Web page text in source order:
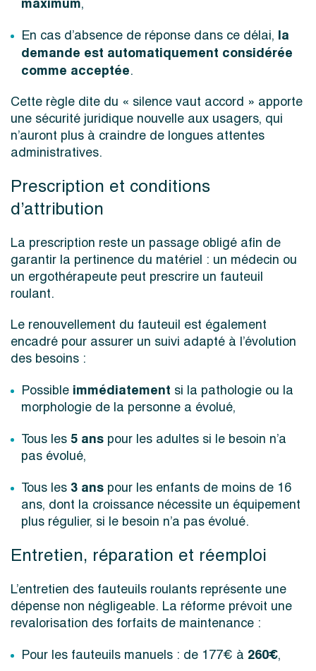
En cas d’absence de réponse dans ce délai, la
demande est automatiquement considérée
comme acceptée.
Cette règle dite du « silence vaut accord » apporte
une sécurité juridique nouvelle aux usagers, qui
n’auront plus à craindre de longues attentes
administratives.
Prescription et conditions
d’attribution
La prescription reste un passage obligé afin de
garantir la pertinence du matériel : un médecin ou
un ergothérapeute peut prescrire un fauteuil
roulant.
Le renouvellement du fauteuil est également
encadré pour assurer un suivi adapté à l’évolution
des besoins :
Possible immédiatement si la pathologie ou la
morphologie de la personne a évolué,
Tous les5 ans pour les adultes si le besoin n’a
pas évolué,
Tous les 3 ans pour les enfants de moins de 16
ans, dont la croissance nécessite un équipement
plus régulier, si le besoin n’a pas évolué.
Entretien, réparation et réemploi
L’entretien des fauteuils roulants représente une
dépense non négligeable. La réforme prévoit une
revalorisation des forfaits de maintenance :
Pour les fauteuils manuels : de 177€ à 260€,